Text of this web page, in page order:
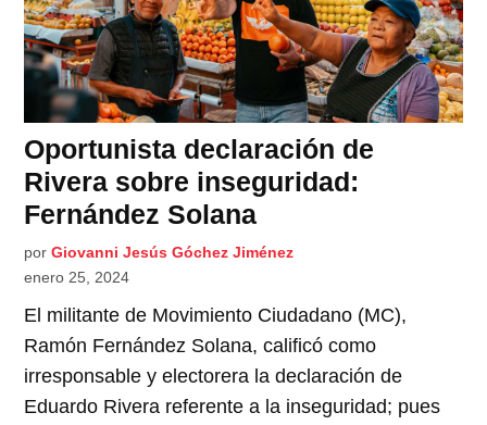
Oportunista declaración de
Rivera sobre inseguridad:
Fernández Solana
por Giovanni Jesús Góchez Jiménez
enero 25, 2024
El militante de Movimiento Ciudadano (MC),
Ramón Fernández Solana, calificó como
irresponsable y electorera la declaración de
Eduardo Rivera referente a la inseguridad; pues